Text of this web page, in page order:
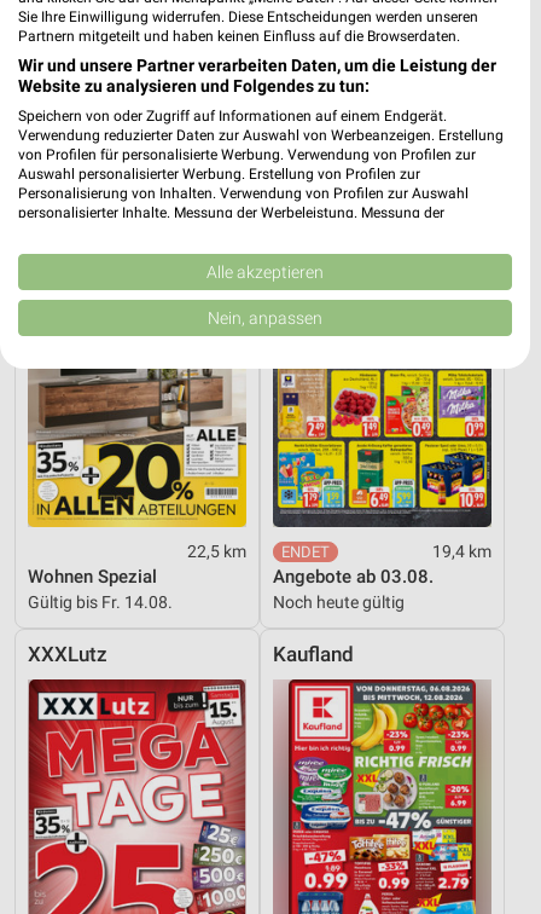
6,2 km
Angebote ab 03.08.
Noch heute gültig
Dieter Knoll
Gültig bis Fr. 14.08.
XXXLutz
22,5 km
Wohnen Spezial
Gültig bis Fr. 14.08.
EDEKA
19,4 km
Angebote ab 03.08.
Noch heute gültig
XXXLutz Kaufland
Sie Ihre Einwilligung widerrufen. Diese Entscheidungen werden unseren
Partnern mitgeteilt und haben keinen Einfluss auf die Browserdaten.
Wir und unsere Partner verarbeiten Daten, um die Leistung der
Website zu analysieren und Folgendes zu tun:
Speichern von oder Zugriff auf Informationen auf einem Endgerät.
Verwendung reduzierter Daten zur Auswahl von Werbeanzeigen. Erstellung
von Profilen für personalisierte Werbung. Verwendung von Profilen zur
Auswahl personalisierter Werbung. Erstellung von Profilen zur
Personalisierung von Inhalten. Verwendung von Profilen zur Auswahl
personalisierter Inhalte. Messung der Werbeleistung. Messung der
Kombinationen von Daten aus verschiedenen Quellen. Entwicklung und
Verbesserung der Angebote. Verwendung reduzierter Daten zur Auswahl
von Inhalten.
Daten können außerhalb der Europäischen Union weitergegeben und in die
USA gesendet werden.
Website/App.
Partnerliste anzeigen (1 IAB-Anbieter)
Wir nutzen Ihre Daten für folgende Zwecke:
IAB-Verarbeitungszwecke:
Speichern von oder Zugriff auf Informationen
auf einem Endgerät
Verwendung reduzierter Daten zur Auswahl von
Werbeanzeigen
Erstellung von Profilen für personalisierte
Werbung
Verwendung von Profilen zur Auswahl
personalisierter Werbung
Erstellung von Profilen zur Personalisierung
von Inhalten
Verwendung von Profilen zur Auswahl
personalisierter Inhalte
Alle akzeptieren
Nein, anpassen